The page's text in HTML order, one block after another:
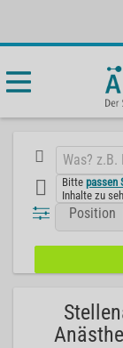
Bittepassen
Inhalte zu
Position